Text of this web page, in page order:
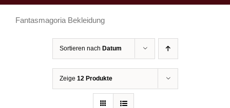
Fantasmagoria Bekleidung
Sortieren nach Datum
Zeige 12 Produkte